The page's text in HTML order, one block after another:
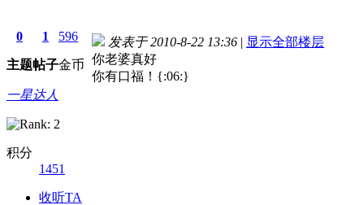
0
主题
1
帖子
596
金币
一星达人
积分
1451
收听TA
发表于 2010-8-22 13:36 | 显示全部楼层
你老婆真好
你有口福！{:06:}